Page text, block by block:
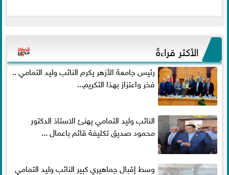
الأكثر قراءةً
رئيس جامعة الأزهر يكرم النائب وليد التمامي ..
فخر واعتزاز بهذا التكريم...
النائب وليد التمامي يهنئ الاستاذ الدكتور
محمود صديق تكليفة قائم باعمال ...
وسط إقبال جماهيري كبير النائب وليد التمامي